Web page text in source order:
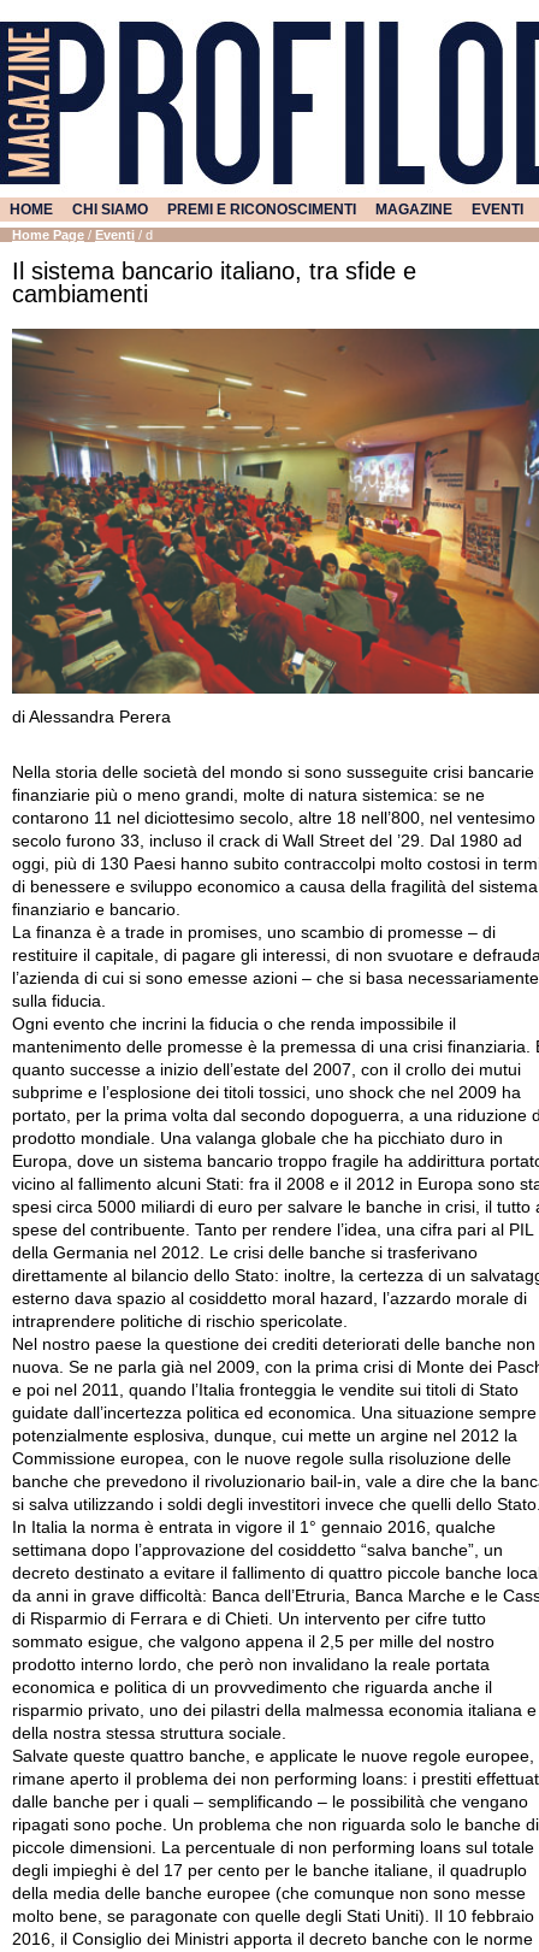
HOME CHI SIAMO PREMI E RICONOSCIMENTI MAGAZINE EVENTI
Home Page / Eventi / d
Il sistema bancario italiano, tra sfide e
cambiamenti
di Alessandra Perera
Nella storia delle società del mondo si sono susseguite crisi bancarie
finanziarie più o meno grandi, molte di natura sistemica: se ne
contarono 11 nel diciottesimo secolo, altre 18 nell’800, nel ventesimo
secolo furono 33, incluso il crack di Wall Street del ’29. Dal 1980 ad
oggi, più di 130 Paesi hanno subito contraccolpi molto costosi in
di benessere e sviluppo economico a causa della fragilità del sistema
finanziario e bancario.
La finanza è a trade in promises, uno scambio di promesse – di
restituire il capitale, di pagare gli interessi, di non svuotare e
l’azienda di cui si sono emesse azioni – che si basa necessariamente
sulla fiducia.
Ogni evento che incrini la fiducia o che renda impossibile il
mantenimento delle promesse è la premessa di una crisi finanziaria.
quanto successe a inizio dell’estate del 2007, con il crollo dei mutui
subprime e l’esplosione dei titoli tossici, uno shock che nel 2009 ha
portato, per la prima volta dal secondo dopoguerra, a una riduzione
prodotto mondiale. Una valanga globale che ha picchiato duro in
Europa, dove un sistema bancario troppo fragile ha addirittura
vicino al fallimento alcuni Stati: fra il 2008 e il 2012 in Europa sono
spesi circa 5000 miliardi di euro per salvare le banche in crisi, il tutto
spese del contribuente. Tanto per rendere l’idea, una cifra pari al PIL
della Germania nel 2012. Le crisi delle banche si trasferivano
direttamente al bilancio dello Stato: inoltre, la certezza di un
esterno dava spazio al cosiddetto moral hazard, l’azzardo morale di
intraprendere politiche di rischio spericolate.
Nel nostro paese la questione dei crediti deteriorati delle banche non
nuova. Se ne parla già nel 2009, con la prima crisi di Monte dei
e poi nel 2011, quando l’Italia fronteggia le vendite sui titoli di Stato
guidate dall’incertezza politica ed economica. Una situazione sempre
potenzialmente esplosiva, dunque, cui mette un argine nel 2012 la
Commissione europea, con le nuove regole sulla risoluzione delle
banche che prevedono il rivoluzionario bail-in, vale a dire che la
si salva utilizzando i soldi degli investitori invece che quelli dello
In Italia la norma è entrata in vigore il 1° gennaio 2016, qualche
settimana dopo l’approvazione del cosiddetto “salva banche”, un
decreto destinato a evitare il fallimento di quattro piccole banche
da anni in grave difficoltà: Banca dell’Etruria, Banca Marche e le
di Risparmio di Ferrara e di Chieti. Un intervento per cifre tutto
sommato esigue, che valgono appena il 2,5 per mille del nostro
prodotto interno lordo, che però non invalidano la reale portata
economica e politica di un provvedimento che riguarda anche il
risparmio privato, uno dei pilastri della malmessa economia italiana e
della nostra stessa struttura sociale.
Salvate queste quattro banche, e applicate le nuove regole europee,
rimane aperto il problema dei non performing loans: i prestiti
dalle banche per i quali – semplificando – le possibilità che vengano
ripagati sono poche. Un problema che non riguarda solo le banche di
piccole dimensioni. La percentuale di non performing loans sul totale
degli impieghi è del 17 per cento per le banche italiane, il quadruplo
della media delle banche europee (che comunque non sono messe
molto bene, se paragonate con quelle degli Stati Uniti). Il 10 febbraio
2016, il Consiglio dei Ministri apporta il decreto banche con le norme